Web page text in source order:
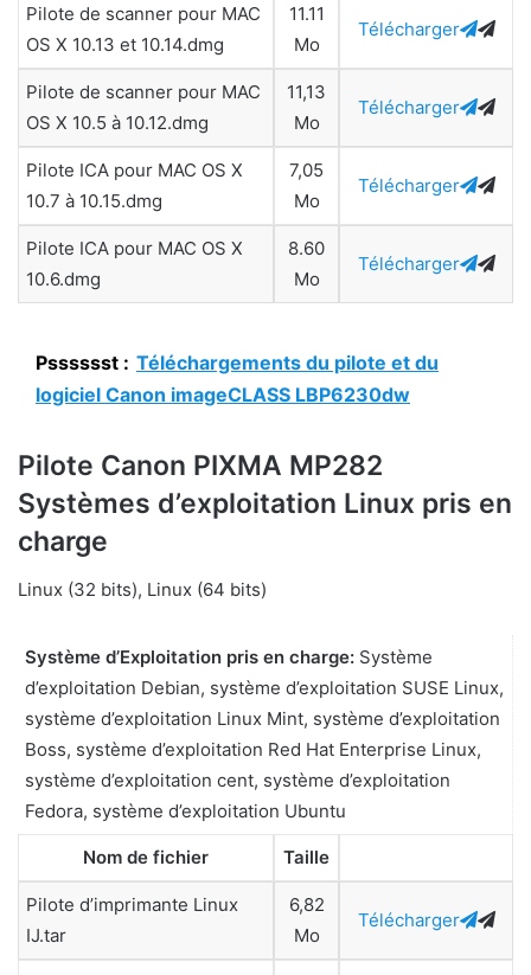
Pilote de scanner pour MAC
OS X 10.13 et 10.14.dmg
11.11
Mo
Télécharger
Pilote de scanner pour MAC
OS X 10.5 à 10.12.dmg
11,13
Mo
Télécharger
Pilote ICA pour MAC OS X
10.7 à 10.15.dmg
7,05
Mo
Télécharger
Pilote ICA pour MAC OS X
10.6.dmg
8.60
Mo
Télécharger
Psssssst : Téléchargements du pilote et du
logiciel Canon imageCLASS LBP6230dw
Pilote Canon PIXMA MP282
Systèmes d’exploitation Linux pris en
charge
Linux (32 bits), Linux (64 bits)
Système d’Exploitation pris en charge: Système
d’exploitation Debian, système d’exploitation SUSE Linux,
système d’exploitation Linux Mint, système d’exploitation
Boss, système d’exploitation Red Hat Enterprise Linux,
système d’exploitation cent, système d’exploitation
Fedora, système d’exploitation Ubuntu
Nom de fichier Taille
Pilote d’imprimante Linux
IJ.tar
6,82
Mo
Télécharger